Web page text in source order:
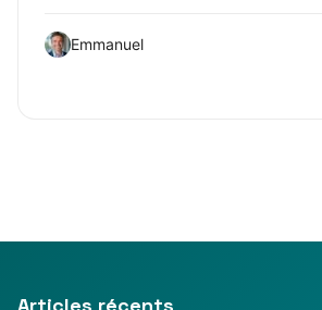
Emmanuel